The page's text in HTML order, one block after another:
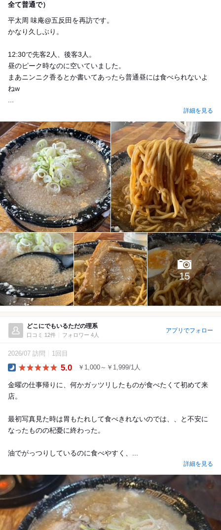
全て普通で）
平太周 味庵@五反田を再訪です。
かなり久しぶり。
12:30で先客2人、後客3人。
昼のピーク時なのに空いていました。
まあニンニク香るとか書いてあったら普通昼には食べられないよ
ねw
詳細を見る
15
どこにでもいるただの理系
口コミ 12件 フォロワー 4人
アプリでフォロー
2026/07 訪問 1回目
5.0 ￥1,000～￥1,999/1人
金曜の仕事帰りに、何かガッツリしたものが食べたくて初めて来
店。
最初写真見た時は胃もたれして食べきれないのでは、、と不安に
なったものの杞憂に終わった。
油でがっつりしているのに食べやすく、...
詳細を見る